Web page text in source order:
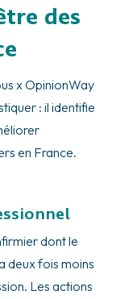
des
x OpinionWay
: il identifie
en France.
dont le
deux fois moins
Les actions